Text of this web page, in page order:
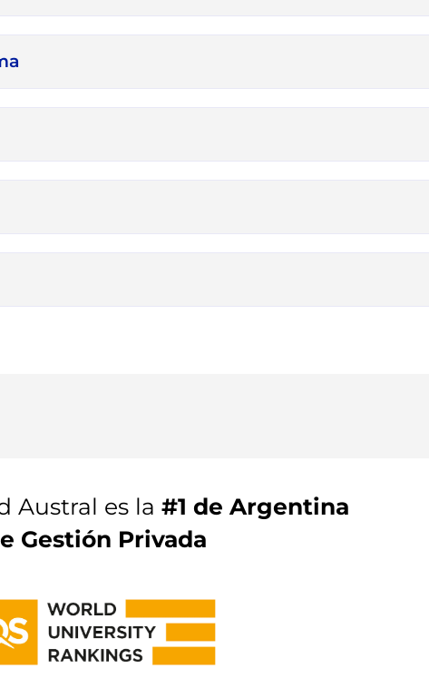
Austral es la #1 de Argentina
Gestión Privada